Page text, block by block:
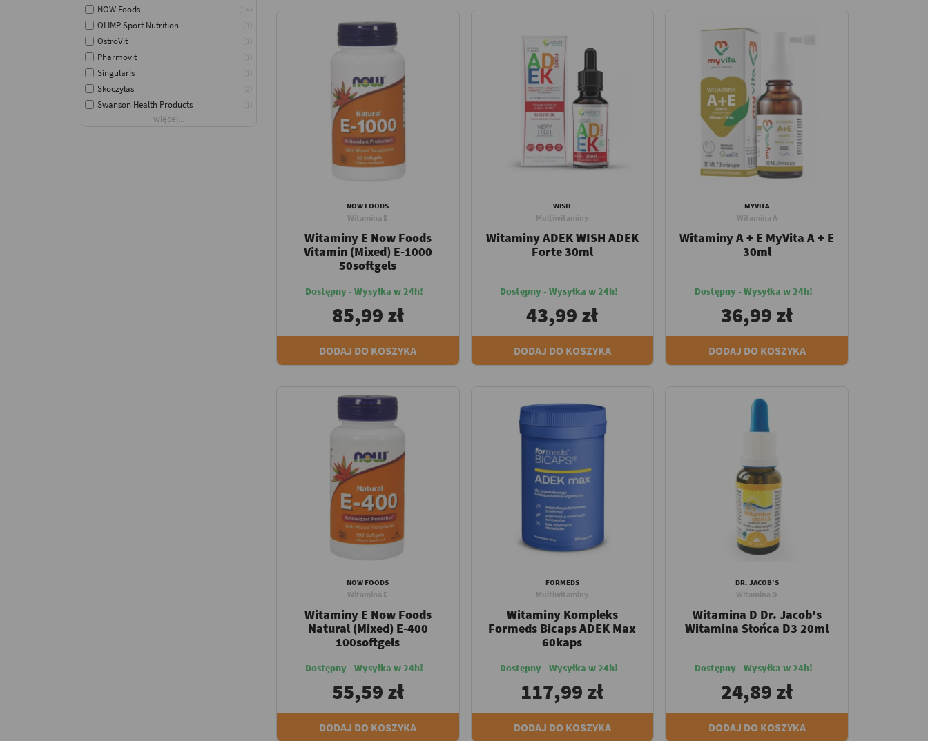
NOW Foods
OLIMP Sport Nutrition
OstroVit
Pharmovit
Singularis
Skoczylas
Swanson Health Products
więcej...
NOW FOODS
Witamina E
Witaminy E Now Foods
Vitamin (Mixed) E-1000
50softgels
Dostępny - Wysyłka w 24h!
85,99 zł
DODAJ DO KOSZYKA
WISH
Multiwitaminy
Witaminy ADEK WISH ADEK
Forte 30ml
Dostępny - Wysyłka w 24h!
43,99 zł
DODAJ DO KOSZYKA
MYVITA
Witamina A
Witaminy A + E MyVita A + E
30ml
Dostępny - Wysyłka w 24h!
36,99 zł
DODAJ DO KOSZYKA
NOW FOODS
Witamina E
Witaminy E Now Foods
Natural (Mixed) E-400
100softgels
Dostępny - Wysyłka w 24h!
55,59 zł
DODAJ DO KOSZYKA
FORMEDS
Multiwitaminy
Witaminy Kompleks
Formeds Bicaps ADEK Max
60kaps
Dostępny - Wysyłka w 24h!
117,99 zł
DODAJ DO KOSZYKA
DR. JACOB'S
Witamina D
Witamina D Dr. Jacob's
Witamina Słońca D3 20ml
Dostępny - Wysyłka w 24h!
24,89 zł
DODAJ DO KOSZYKA